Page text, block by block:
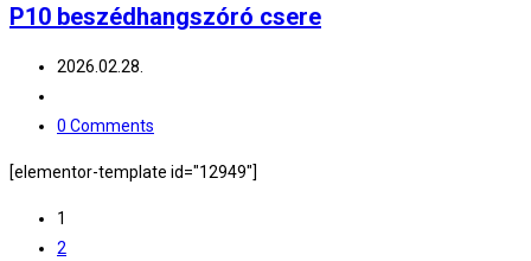
P10 beszédhangszóró csere
Post
2026.02.28.
category:
Post
0 Comments
[elementor-template id="12949"]
1
2